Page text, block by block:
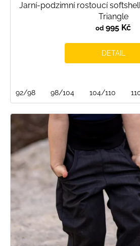
Jarní-podzimní rostoucí
Triangle
od 995 Kč
DETAIL
92/98 98/104 104/110